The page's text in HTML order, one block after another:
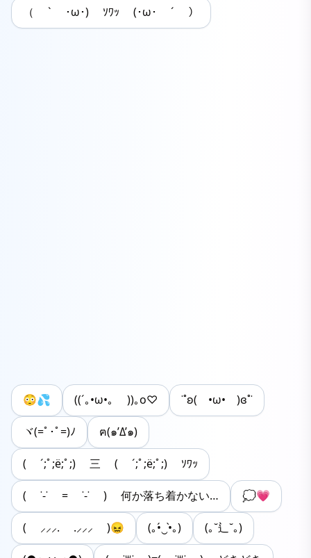
（ ` ･ω･) ｿﾜｯ (･ω･ ´ ）
😳💦 ((´｡•ω•｡ ))｡ο♡ ˙˚ʚ( •ω• )ɞ˚˙
ヾ(=ﾟ･ﾟ=)ﾉ ฅ(๑’Δ’๑)
( ´;ﾟ;ё;ﾟ;) 三 ( ´;ﾟ;ё;ﾟ;) ｿﾜｯ
( ˙-˙ = ˙-˙ ) 何か落ち着かない… 💭💗
( ⸝⸝⸝. .⸝⸝⸝ )😖 (｡•́‿•̀｡) (｡˘⻍˘｡)